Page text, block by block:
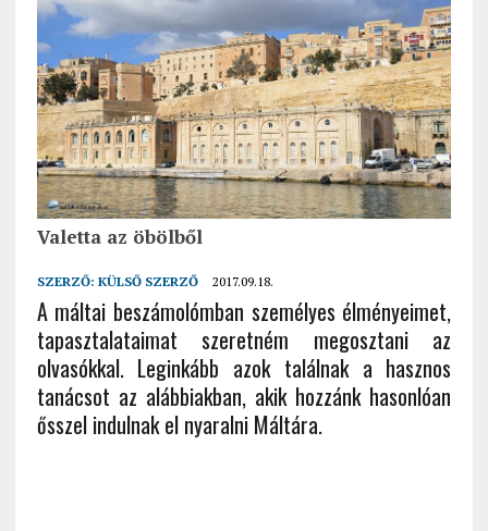
Valetta az öbölből
SZERZŐ: KÜLSŐ SZERZŐ 2017.09.18.
A máltai beszámolómban személyes élményeimet,
tapasztalataimat szeretném megosztani az
olvasókkal. Leginkább azok találnak a hasznos
tanácsot az alábbiakban, akik hozzánk hasonlóan
ősszel indulnak el nyaralni Máltára.